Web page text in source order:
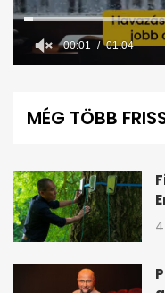
minute,
00:02 01:04
MÉG TÖBB